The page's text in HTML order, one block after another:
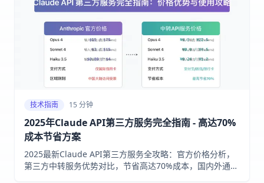
技术指南 15 分钟
2025年Claude API第三方服务完全指南 - 高达70%
成本节省方案
2025最新Claude API第三方服务全攻略：官方价格分析，
第三方中转服务优势对比，节省高达70%成本，国内外通